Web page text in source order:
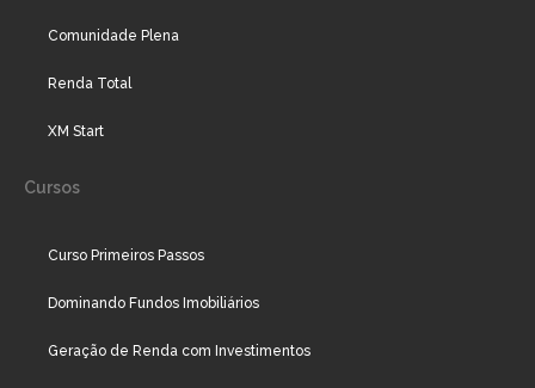
Comunidade Plena
Renda Total
XM Start
Cursos
Curso Primeiros Passos
Dominando Fundos Imobiliários
Geração de Renda com Investimentos